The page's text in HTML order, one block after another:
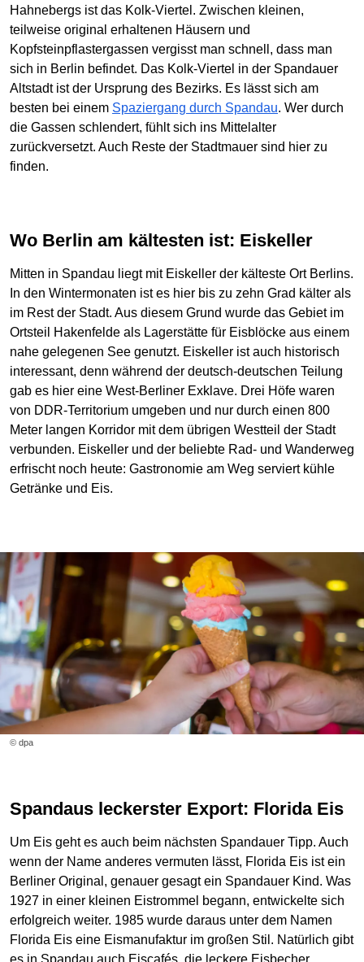
Hahnebergs ist das Kolk-Viertel. Zwischen kleinen,
teilweise original erhaltenen Häusern und
Kopfsteinpflastergassen vergisst man schnell, dass man
sich in Berlin befindet. Das Kolk-Viertel in der Spandauer
Altstadt ist der Ursprung des Bezirks. Es lässt sich am
besten bei einem Spaziergang durch Spandau. Wer durch
die Gassen schlendert, fühlt sich ins Mittelalter
zurückversetzt. Auch Reste der Stadtmauer sind hier zu
finden.
Wo Berlin am kältesten ist: Eiskeller
Mitten in Spandau liegt mit Eiskeller der kälteste Ort Berlins.
In den Wintermonaten ist es hier bis zu zehn Grad kälter als
im Rest der Stadt. Aus diesem Grund wurde das Gebiet im
Ortsteil Hakenfelde als Lagerstätte für Eisblöcke aus einem
nahe gelegenen See genutzt. Eiskeller ist auch historisch
interessant, denn während der deutsch-deutschen Teilung
gab es hier eine West-Berliner Exklave. Drei Höfe waren
von DDR-Territorium umgeben und nur durch einen 800
Meter langen Korridor mit dem übrigen Westteil der Stadt
verbunden. Eiskeller und der beliebte Rad- und Wanderweg
erfrischt noch heute: Gastronomie am Weg serviert kühle
Getränke und Eis.
© dpa
Spandaus leckerster Export: Florida Eis
Um Eis geht es auch beim nächsten Spandauer Tipp. Auch
wenn der Name anderes vermuten lässt, Florida Eis ist ein
Berliner Original, genauer gesagt ein Spandauer Kind. Was
1927 in einer kleinen Eistrommel begann, entwickelte sich
erfolgreich weiter. 1985 wurde daraus unter dem Namen
Florida Eis eine Eismanufaktur im großen Stil. Natürlich gibt